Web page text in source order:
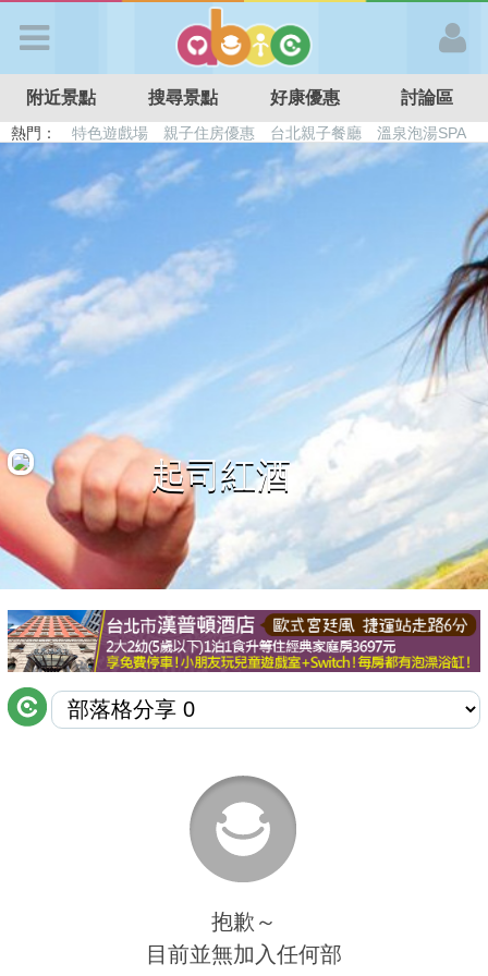
APP登入
首 頁
搜尋景點
好康優惠
最新留言
商家合作
推薦景點
討論區
聯絡我們
附近景點 搜尋景點 好康優惠 討論區
熱門： 特色遊戲場 親子住房優惠 台北親子餐廳
溫泉泡湯SPA
溜滑梯民宿
觀光工廠 日本親子景點
起司紅酒
抱歉～
目前並無加入任何部